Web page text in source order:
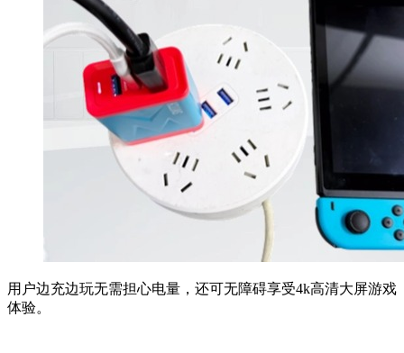
用户边充边玩无需担心电量，还可无障碍享受4k高清大屏游戏
体验。